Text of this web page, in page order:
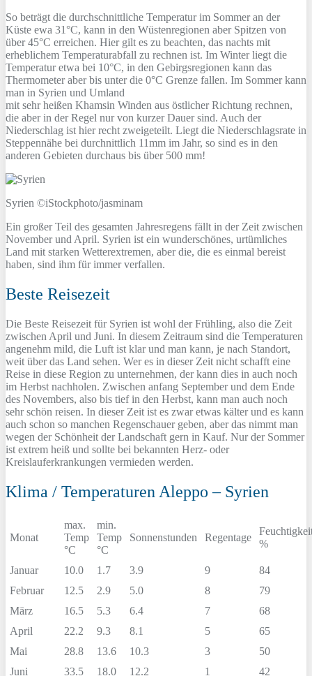
So beträgt die durchschnittliche Temperatur im Sommer an der
Küste ewa 31°C, kann in den Wüstenregionen aber Spitzen von
über 45°C erreichen. Hier gilt es zu beachten, das nachts mit
erheblichem Temperaturabfall zu rechnen ist. Im Winter liegt die
Temperatur etwa bei 10°C, in den Gebirgsregionen kann das
Thermometer aber bis unter die 0°C Grenze fallen. Im Sommer kann
man in Syrien und Umland
mit sehr heißen Khamsin Winden aus östlicher Richtung rechnen,
die aber in der Regel nur von kurzer Dauer sind. Auch der
Niederschlag ist hier recht zweigeteilt. Liegt die Niederschlagsrate in
Steppennähe bei durchnittlich 11mm im Jahr, so sind es in den
anderen Gebieten durchaus bis über 500 mm!
Syrien ©iStockphoto/jasminam
Ein großer Teil des gesamten Jahresregens fällt in der Zeit zwischen
November und April. Syrien ist ein wunderschönes, urtümliches
Land mit starken Wetterextremen, aber die, die es einmal bereist
haben, sind ihm für immer verfallen.
Beste Reisezeit
Die Beste Reisezeit für Syrien ist wohl der Frühling, also die Zeit
zwischen April und Juni. In diesem Zeitraum sind die Temperaturen
angenehm mild, die Luft ist klar und man kann, je nach Standort,
weit über das Land sehen. Wer es in dieser Zeit nicht schafft eine
Reise in diese Region zu unternehmen, der kann dies in auch noch
im Herbst nachholen. Zwischen anfang September und dem Ende
des Novembers, also bis tief in den Herbst, kann man auch noch
sehr schön reisen. In dieser Zeit ist es zwar etwas kälter und es kann
auch schon so manchen Regenschauer geben, aber das nimmt man
wegen der Schönheit der Landschaft gern in Kauf. Nur der Sommer
ist extrem heiß und sollte bei bekannten Herz- oder
Kreislauferkrankungen vermieden werden.
Klima / Temperaturen Aleppo – Syrien
Monat
max.
Temp
°C
min.
Temp
°C
Sonnenstunden Regentage
%
Januar 10.0 1.7 3.9 9
84
Februar
12.5 2.9 5.0 8
79
März
16.5 5.3 6.4 7
68
April
22.2 9.3 8.1 5
65
Mai
28.8 13.6 10.3 3
50
Juni
33.5 18.0 12.2 1 42